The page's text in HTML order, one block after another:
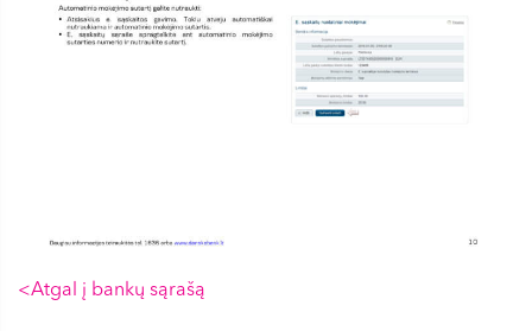
<Atgal į bankų sąrašą